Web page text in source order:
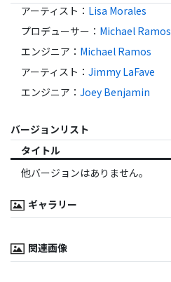
アーティスト ： Lisa Morales
プロデューサー ： Michael Ramos
エンジニア ： Michael Ramos
アーティスト ： Jimmy LaFave
エンジニア ： Joey Benjamin
バージョンリスト
タイトル
他バージョンはありません。
ギャラリー
関連画像